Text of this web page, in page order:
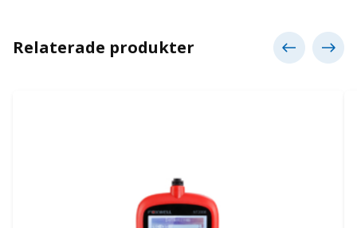
Relaterade produkter